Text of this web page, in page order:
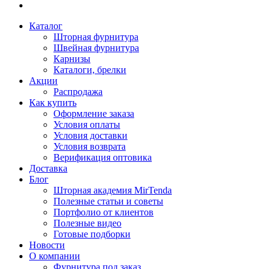
Каталог
Шторная фурнитура
Швейная фурнитура
Карнизы
Каталоги, брелки
Акции
Распродажа
Как купить
Оформление заказа
Условия оплаты
Условия доставки
Условия возврата
Верификация оптовика
Доставка
Блог
Шторная академия MirTenda
Полезные статьи и советы
Портфолио от клиентов
Полезные видео
Готовые подборки
Новости
О компании
Фурнитура под заказ